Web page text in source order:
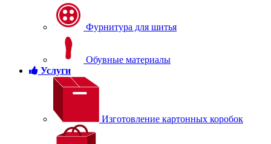
Фурнитура для шитья
Обувные материалы
Услуги
Изготовление картонных коробок